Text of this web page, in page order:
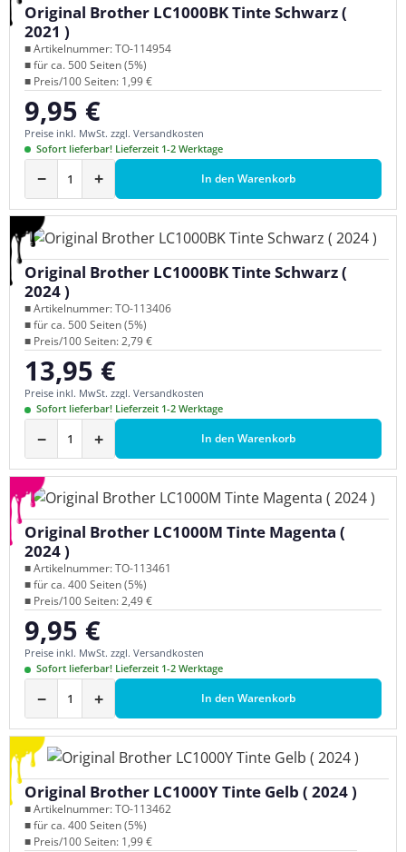
Original Brother LC1000BK Tinte Schwarz (
2021 )
■ Artikelnummer: TO-114954
■ für ca. 500 Seiten (5%)
■ Preis/100 Seiten: 1,99 €
Regulärer Preis:
9,95 €
Preise inkl. MwSt. zzgl. Versandkosten
Sofort lieferbar! Lieferzeit 1-2 Werktage
− + In den Warenkorb
Original Brother LC1000BK Tinte Schwarz (
2024 )
■ Artikelnummer: TO-113406
■ für ca. 500 Seiten (5%)
■ Preis/100 Seiten: 2,79 €
Regulärer Preis:
13,95 €
Preise inkl. MwSt. zzgl. Versandkosten
Sofort lieferbar! Lieferzeit 1-2 Werktage
− + In den Warenkorb
Original Brother LC1000M Tinte Magenta (
2024 )
■ Artikelnummer: TO-113461
■ für ca. 400 Seiten (5%)
■ Preis/100 Seiten: 2,49 €
Regulärer Preis:
9,95 €
Preise inkl. MwSt. zzgl. Versandkosten
Sofort lieferbar! Lieferzeit 1-2 Werktage
− + In den Warenkorb
Original Brother LC1000Y Tinte Gelb ( 2024 )
■ Artikelnummer: TO-113462
■ für ca. 400 Seiten (5%)
■ Preis/100 Seiten: 1,99 €